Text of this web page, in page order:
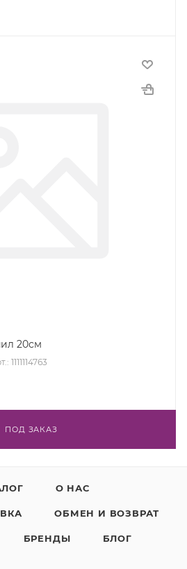
20см
1111114763
ПОД ЗАКАЗ
О НАС
ОБМЕН И ВОЗВРАТ
БРЕНДЫ БЛОГ